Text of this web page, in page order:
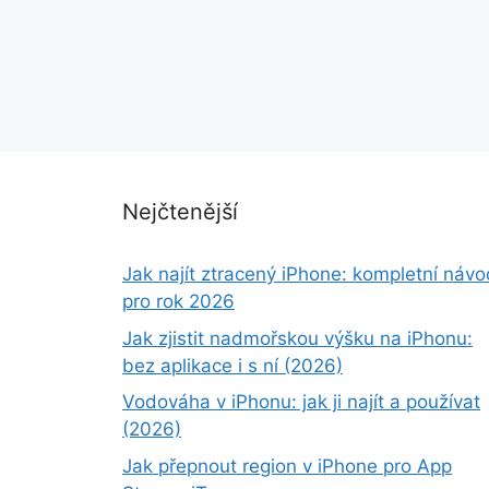
Nejčtenější
Jak najít ztracený iPhone: kompletní
pro rok 2026
Jak zjistit nadmořskou výšku na iPhonu:
bez aplikace i s ní (2026)
Vodováha v iPhonu: jak ji najít a používat
(2026)
Jak přepnout region v iPhone pro App